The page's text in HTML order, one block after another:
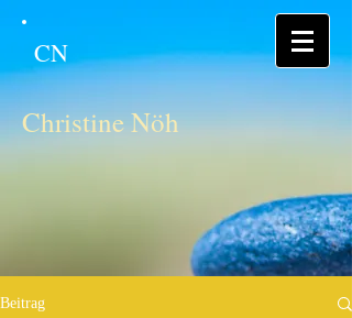
CN
Christine Nöh
Beitrag